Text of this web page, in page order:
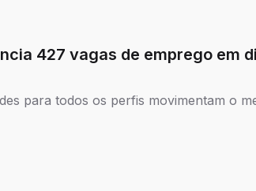
427 vagas de emprego em
para todos os perfis movimentam o